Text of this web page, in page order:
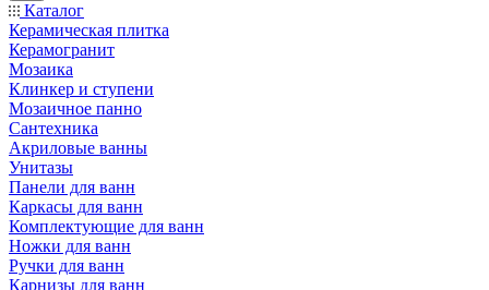
Каталог
Керамическая плитка
Керамогранит
Мозаика
Клинкер и ступени
Мозаичное панно
Сантехника
Акриловые ванны
Унитазы
Панели для ванн
Каркасы для ванн
Комплектующие для ванн
Ножки для ванн
Ручки для ванн
Карнизы для ванн